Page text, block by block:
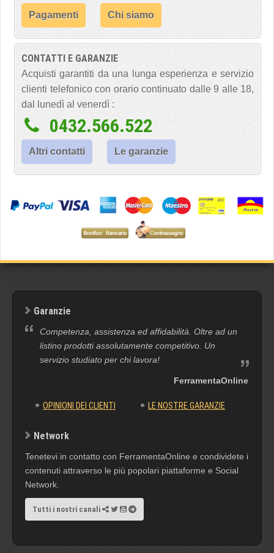
Pagamenti Chi siamo
CONTATTI E GARANZIE
Acquisti garantiti da una lunga esperienza e servizio
clienti telefonico con orario continuato dalle 9 alle 18,
dal lunedì al venerdì :
0432.566.522
Altri contatti Le garanzie
Garanzie
Competenza, assistenza ed affidabilità. Oltre ad un
listino prodotti assolutamente competitivo. Un
servizio studiato per chi lavora!
FerramentaOnline
OPINIONI DEI CLIENTI LE NOSTRE GARANZIE
Network
Tenetevi in contatto con FerramentaOnline e condividete i
contenuti attraverso le più popolari piattaforme e Social
Network.
Tutti i nostri canali